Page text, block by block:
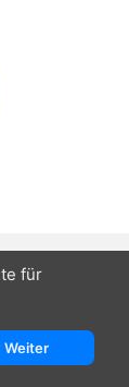
für
Weiter